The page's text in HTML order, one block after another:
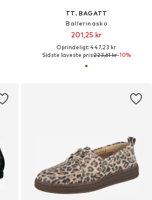
TT. BAGATT
Ballerinasko
201,25 kr
Oprindeligt: 447,23 kr
Sidste laveste pris:223,61 kr-10%